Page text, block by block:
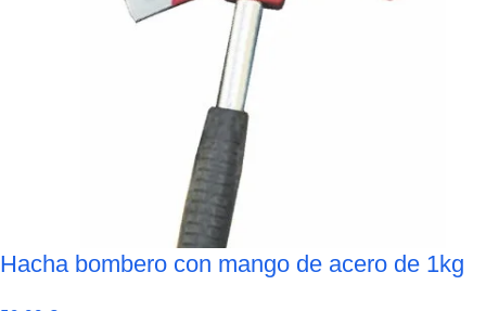
Hacha bombero con mango de acero de 1kg